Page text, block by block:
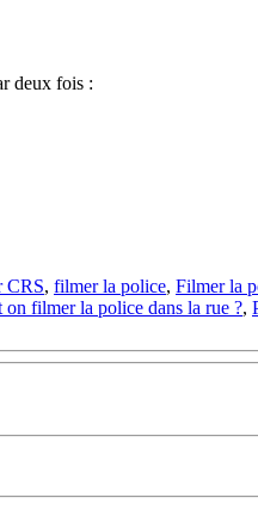
deux fois :
CRS, filmer la police, Filmer la
on filmer la police dans la rue ?,